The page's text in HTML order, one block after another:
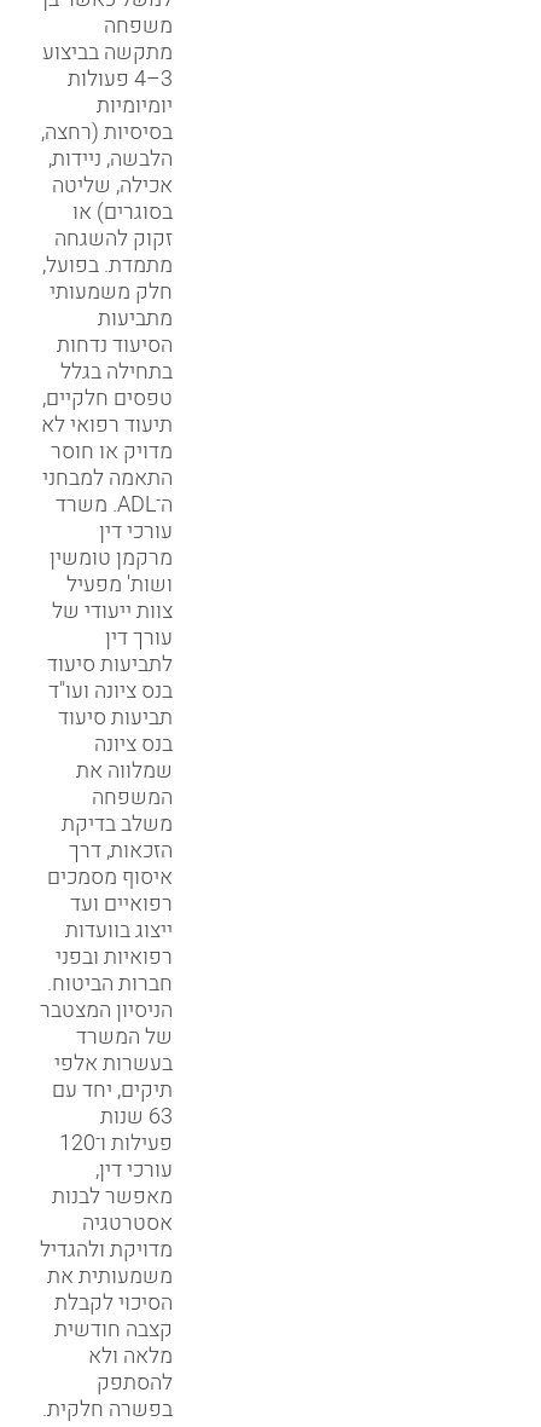
משפחה
מתקשה בביצוע
3–4 פעולות
יומיומיות
בסיסיות (רחצה,
הלבשה, ניידות,
אכילה, שליטה
בסוגרים) או
זקוק להשגחה
מתמדת. בפועל,
חלק משמעותי
מתביעות
הסיעוד נדחות
בתחילה בגלל
טפסים חלקיים,
תיעוד רפואי לא
מדויק או חוסר
התאמה למבחני
ה־ADL. משרד
עורכי דין
מרקמן טומשין
ושות' מפעיל
צוות ייעודי של
עורך דין
לתביעות סיעוד
בנס ציונה ועו"ד
תביעות סיעוד
בנס ציונה
שמלווה את
המשפחה
משלב בדיקת
הזכאות, דרך
איסוף מסמכים
רפואיים ועד
ייצוג בוועדות
רפואיות ובפני
חברות הביטוח.
הניסיון המצטבר
של המשרד
בעשרות אלפי
תיקים, יחד עם
63 שנות
פעילות ו־120
עורכי דין,
מאפשר לבנות
אסטרטגיה
מדויקת ולהגדיל
משמעותית את
הסיכוי לקבלת
קצבה חודשית
מלאה ולא
להסתפק
בפשרה חלקית.